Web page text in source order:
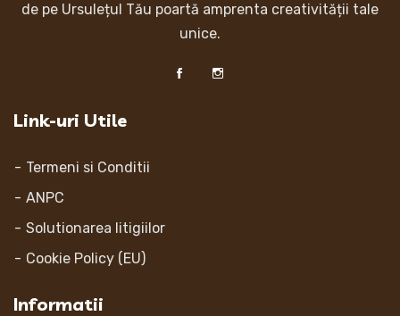
de pe Ursulețul Tău poartă amprenta creativității tale
unice.
Link-uri Utile
Termeni si Conditii
ANPC
Solutionarea litigiilor
Cookie Policy (EU)
Informatii